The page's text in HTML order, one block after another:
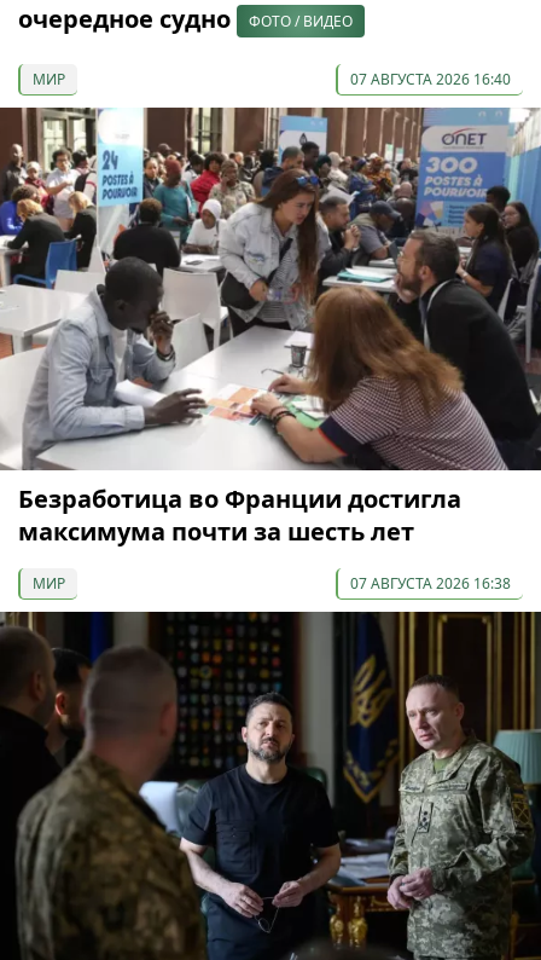
очередное судно
ФОТО / ВИДЕО
МИР 07 АВГУСТА 2026 16:40
Безработица во Франции достигла
максимума почти за шесть лет
МИР 07 АВГУСТА 2026 16:38